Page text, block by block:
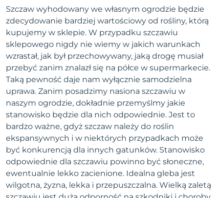
Szczaw wyhodowany we własnym ogrodzie będzie
zdecydowanie bardziej wartościowy od rośliny, którą
kupujemy w sklepie. W przypadku szczawiu
sklepowego nigdy nie wiemy w jakich warunkach
wzrastał, jak był przechowywany, jaką drogę musiał
przebyć zanim znalazł się na półce w supermarkecie.
Taką pewność daje nam wyłącznie samodzielna
uprawa. Zanim posadzimy nasiona szczawiu w
naszym ogrodzie, dokładnie przemyślmy jakie
stanowisko będzie dla nich odpowiednie. Jest to
bardzo ważne, gdyż szczaw należy do roślin
ekspansywnych i w niektórych przypadkach może
być konkurencją dla innych gatunków. Stanowisko
odpowiednie dla szczawiu powinno być słoneczne,
ewentualnie lekko zacienione. Idealna gleba jest
wilgotna, żyzna, lekka i przepuszczalna. Wielką zaletą